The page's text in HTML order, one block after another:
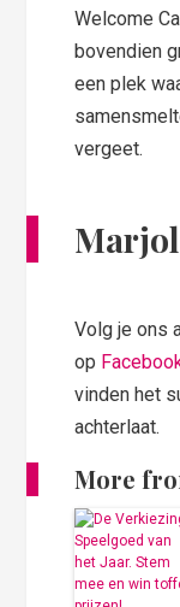
Welcome
bovendien
een plek
vergeet.
Volg je ons
op
vinden het
achterlaat.
More